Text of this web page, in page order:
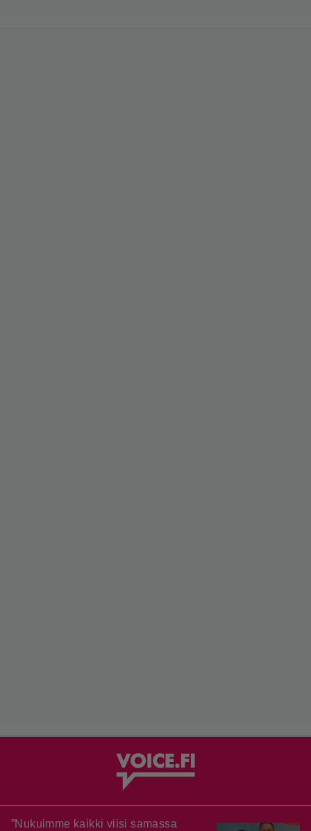
”Nukuimme kaikki viisi samassa